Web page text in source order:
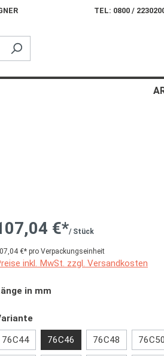
TEL: 0800 /
€*/ Stück
€* pro Verpackungseinheit
inkl. MwSt. zzgl. Versandkosten
in mm
76C44 76C46 76C48 76C50